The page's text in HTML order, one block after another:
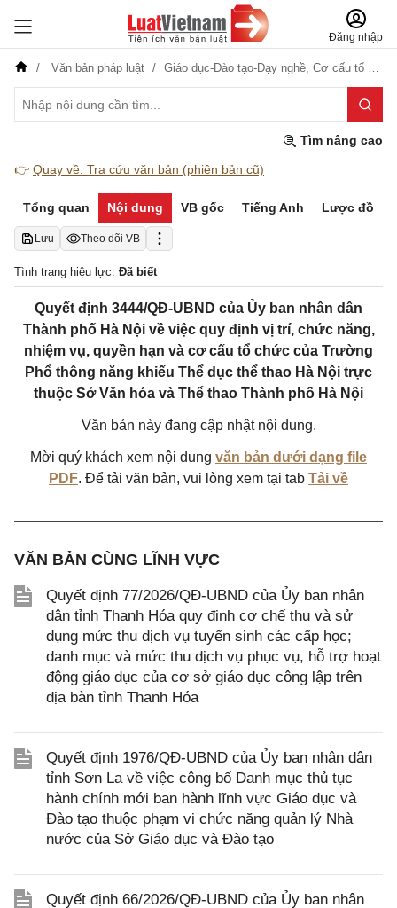
Đăng nhập
Văn bản pháp luật Giáo dục-Đào tạo-Dạy nghề, Cơ cấu tổ chức
Tìm nâng cao
👉 Quay về: Tra cứu văn bản (phiên bản cũ)
Tổng quan Nội dung VB gốc Tiếng Anh Lược đồ
Lưu Theo dõi VB
Tình trạng hiệu lực: Đã biết
Quyết định 3444/QĐ-UBND của Ủy ban nhân dân
Thành phố Hà Nội về việc quy định vị trí, chức năng,
nhiệm vụ, quyền hạn và cơ cấu tổ chức của Trường
Phổ thông năng khiếu Thể dục thể thao Hà Nội trực
thuộc Sở Văn hóa và Thể thao Thành phố Hà Nội
Văn bản này đang cập nhật nội dung.
Mời quý khách xem nội dung văn bản dưới dạng file
PDF. Để tải văn bản, vui lòng xem tại tab Tải về
VĂN BẢN CÙNG LĨNH VỰC
Quyết định 77/2026/QĐ-UBND của Ủy ban nhân
dân tỉnh Thanh Hóa quy định cơ chế thu và sử
dụng mức thu dịch vụ tuyển sinh các cấp học;
danh mục và mức thu dịch vụ phục vụ, hỗ trợ hoạt
động giáo dục của cơ sở giáo dục công lập trên
địa bàn tỉnh Thanh Hóa
Quyết định 1976/QĐ-UBND của Ủy ban nhân dân
tỉnh Sơn La về việc công bố Danh mục thủ tục
hành chính mới ban hành lĩnh vực Giáo dục và
Đào tạo thuộc phạm vi chức năng quản lý Nhà
nước của Sở Giáo dục và Đào tạo
Quyết định 66/2026/QĐ-UBND của Ủy ban nhân